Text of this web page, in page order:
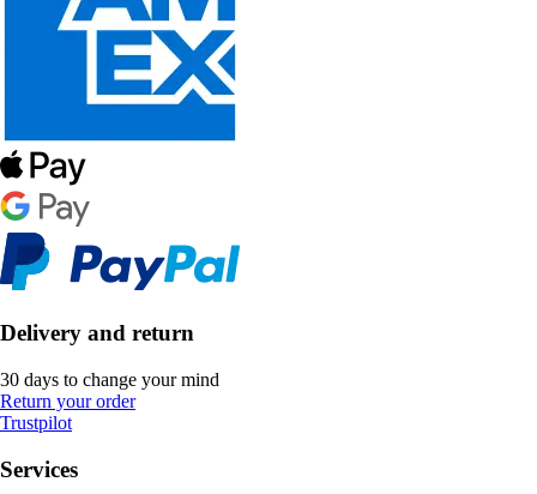
Delivery and return
30 days to change your mind
Return your order
Trustpilot
Services